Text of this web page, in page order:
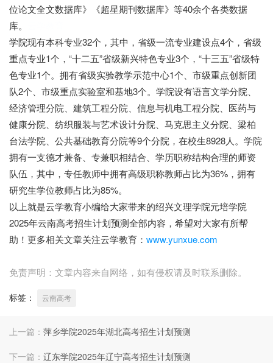
位论文全文数据库》《超星期刊数据库》等40余个各类数据
库。
学院现有本科专业32个，其中，省级一流专业建设点4个，省级
重点专业1个，“十二五”省级新兴特色专业3个，“十三五”省级特
色专业1个。拥有省级实验教学示范中心1个、市级重点创新团
队2个、市级重点实验室和基地3个。学院设有语言文学分院、
经济管理分院、建筑工程分院、信息与机电工程分院、医药与
健康分院、纺织服装与艺术设计分院、马克思主义分院、梁柏
台法学院、公共基础教育分院等9个分院，在校生8928人。学院
拥有一支德才兼备、专兼职相结合、学历职称结构合理的师资
队伍，其中，专任教师中拥有高级职称教师占比为36%，拥有
研究生学位教师占比为85%。
以上就是云学教育小编给大家带来的绍兴文理学院元培学院
2025年云南高考招生计划预测全部内容，希望对大家有所帮
助！更多相关文章关注云学教育： www.yunxue.com
免责声明：文章内容来自网络，如有侵权请及时联系删除。
标签： 云南高考
上一篇： 萍乡学院2025年湖北高考招生计划预测
下一篇： 辽东学院2025年辽宁高考招生计划预测